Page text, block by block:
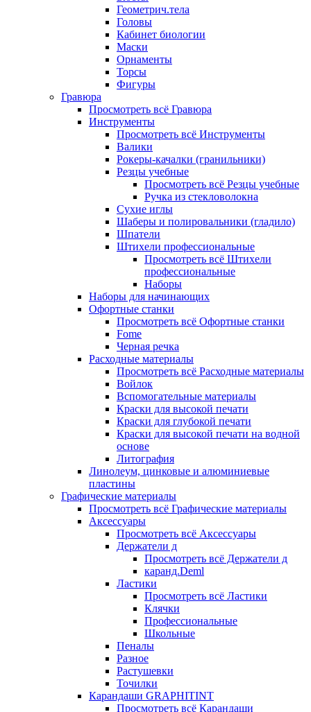
Геометрич.тела
Головы
Кабинет биологии
Маски
Орнаменты
Торсы
Фигуры
Гравюра
Просмотреть всё Гравюра
Инструменты
Просмотреть всё Инструменты
Валики
Рокеры-качалки (гранильники)
Резцы учебные
Просмотреть всё Резцы учебные
Ручка из стекловолокна
Сухие иглы
Шаберы и полировальники (гладило)
Шпатели
Штихели профессиональные
Просмотреть всё Штихели
профессиональные
Наборы
Наборы для начинающих
Офортные станки
Просмотреть всё Офортные станки
Fome
Черная речка
Расходные материалы
Просмотреть всё Расходные материалы
Войлок
Вспомогательные материалы
Краски для высокой печати
Краски для глубокой печати
Краски для высокой печати на водной
основе
Литография
Линолеум, цинковые и алюминиевые
пластины
Графические материалы
Просмотреть всё Графические материалы
Аксессуары
Просмотреть всё Аксессуары
Держатели д
Просмотреть всё Держатели д
каранд.Deml
Ластики
Просмотреть всё Ластики
Клячки
Профессиональные
Школьные
Пеналы
Разное
Растушевки
Точилки
Карандаши GRAPHITINT
Просмотреть всё Карандаши